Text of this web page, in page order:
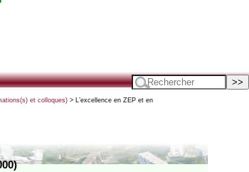
et colloques)> L’excellence en ZEP et en